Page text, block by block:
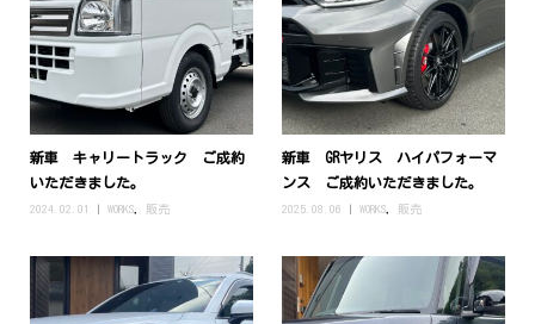
新車 キャリートラック ご成約
いただきました。
2024.02.01 WORKS, 販売
新車 GRヤリス ハイパフォーマ
ンス ご成約いただきました。
2025.08.06 WORKS 販売